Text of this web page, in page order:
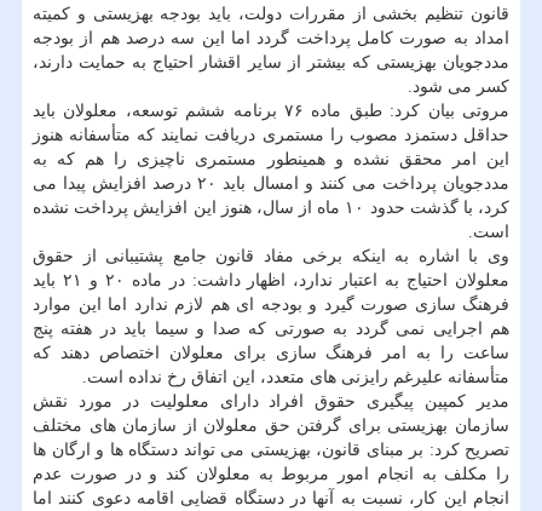
قانون تنظیم بخشی از مقررات دولت، باید بودجه بهزیستی و كمیته
امداد به صورت كامل پرداخت گردد اما این سه درصد هم از بودجه
مددجویان بهزیستی كه بیشتر از سایر اقشار احتیاج به حمایت دارند،
كسر می شود.
مروتی بیان كرد: طبق ماده ۷۶ برنامه ششم توسعه، معلولان باید
حداقل دستمزد مصوب را مستمری دریافت نمایند كه متأسفانه هنوز
این امر محقق نشده و همینطور مستمری ناچیزی را هم كه به
مددجویان پرداخت می كنند و امسال باید ۲۰ درصد افزایش پیدا می
كرد، با گذشت حدود ۱۰ ماه از سال، هنوز این افزایش پرداخت نشده
است.
وی با اشاره به اینكه برخی مفاد قانون جامع پشتیبانی از حقوق
معلولان احتیاج به اعتبار ندارد، اظهار داشت: در ماده ۲۰ و ۲۱ باید
فرهنگ سازی صورت گیرد و بودجه ای هم لازم ندارد اما این موارد
هم اجرایی نمی گردد به صورتی كه صدا و سیما باید در هفته پنج
ساعت را به امر فرهنگ سازی برای معلولان اختصاص دهند كه
متأسفانه علیرغم رایزنی های متعدد، این اتفاق رخ نداده است.
مدیر كمپین پیگیری حقوق افراد دارای معلولیت در مورد نقش
سازمان بهزیستی برای گرفتن حق معلولان از سازمان های مختلف
تصریح كرد: بر مبنای قانون، بهزیستی می تواند دستگاه ها و ارگان ها
را مكلف به انجام امور مربوط به معلولان كند و در صورت عدم
انجام این كار، نسبت به آنها در دستگاه قضایی اقامه دعوی كنند اما